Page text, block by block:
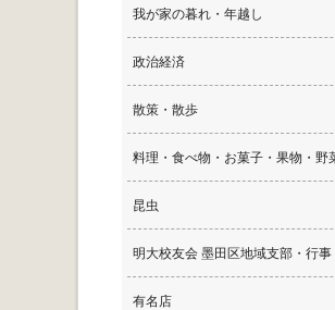
我が家の暮れ・年越し
政治経済
散策・散歩
料理・食べ物・お菓子・果物・野
昆虫
明大校友会 墨田区地域支部・行事
有名店